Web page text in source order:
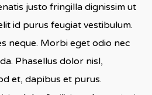
justo fringilla dignissim ut
id purus feugiat vestibulum.
neque. Morbi eget odio nec
Phasellus dolor nisl,
et, dapibus et purus.